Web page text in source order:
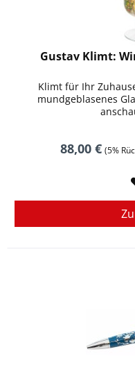
Gustav Klimt:
Klimt für Ihr
mundgeblasenes
88,00 € (5%